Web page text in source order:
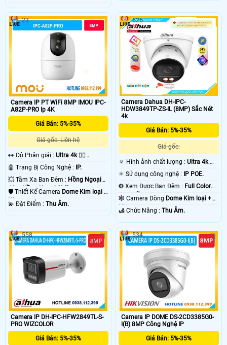
Camera IP PT WiFi 8MP IMOU IPC-
A82P-PRO Ip 4K
Giá Bán: 5%-35%
Giá gốc: Liên hệ
️👀 Độ Phân giải : Ultra 4k 👍🏾 .
🤖️ Trang Bị Công Nghệ :
IP.
💥 Tầm Xa Ban Đêm : Hồng Ngoại
10m Hồng Ngoại SMD.
🛡 Thiết Kế Camera Dome Kim loại +
Nhựa.
️💫 Đặt Điểm : Thu Âm.
23
Camera Dahua DH-IPC-
HDW3849TP-ZS-IL (8MP) Sắc Nét
4k
Giá Bán: 5%-35%
Giá gốc:
🔅 Hình ảnh chất lượng :Ultra 4k 👍🏾
⚛️ Sử dụng công nghệ : IP POE.
❂ Xem Được Ban Đêm : Full Color
50m Hồng Ngoại SMD.
🕸️ Camera Dòng Dome Kim loại +
Nhựa.
️🛃 Chức Năng :Thu Âm.
625
Camera IP DH-IPC-HFW2849TL-S-
PRO WIZCOLOR
Giá Bán: 5%-35%
558
Camera IP DOME DS-2CD3385G0-
I(B) 8MP Công Nghệ IP
Giá Bán: 5%-35%
534